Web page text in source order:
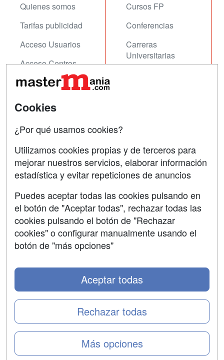
Quienes somos
Tarifas publicidad
Acceso Usuarios
Acceso Centros
Cursos FP
Conferencias
Carreras
Universitarias
Contactar
Copyleft
Grupo formazion:
Copyright 2000-2026 Formazion Web, S.L. - Calle
Fermín Caballero, 62 - 28034 Madrid Tel: 91 533 70 78
Cookies
¿Por qué usamos cookies?
Utilizamos cookies propias y de terceros para
mejorar nuestros servicios, elaborar información
estadística y evitar repeticiones de anuncios
Puedes aceptar todas las cookies pulsando en
el botón de "Aceptar todas", rechazar todas las
cookies pulsando el botón de "Rechazar
cookies" o configurar manualmente usando el
botón de "más opciones"
Más opciones
Rechazar todas
Aceptar todas